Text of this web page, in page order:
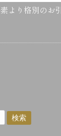
より格別のお